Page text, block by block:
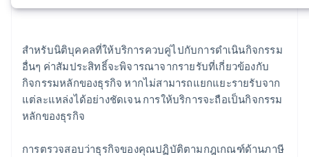
สำหรับนิติบุคคลที่ให้บริการควบคู่ไปกับการดำเนินกิจกรรม
อื่นๆ ค่าสัมประสิทธิ์จะพิจารณาจากรายรับที่เกี่ยวข้องกับ
กิจกรรมหลักของธุรกิจ หากไม่สามารถแยกแยะรายรับจาก
แต่ละแหล่งได้อย่างชัดเจน การให้บริการจะถือเป็นกิจกรรม
หลักของธุรกิจ
การตรวจสอบว่าธุรกิจของคุณปฏิบัติตามกฎเกณฑ์ด้านภาษี